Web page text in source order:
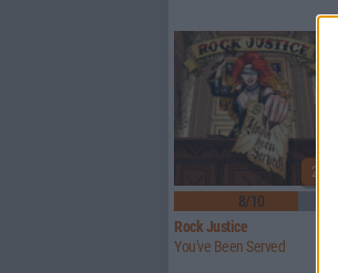
2
8/10
Rock Justice
You've Been Served